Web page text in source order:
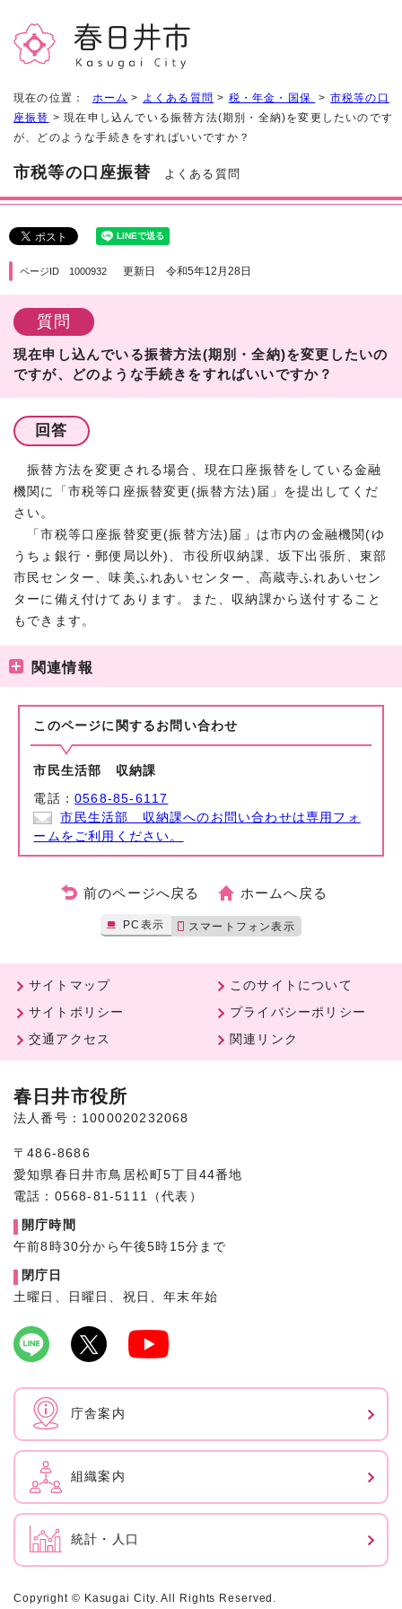
現在の位置： ホーム > よくある質問 > 税・年金・国保 > 市税等の口
座振替 > 現在申し込んでいる振替方法(期別・全納)を変更したいのです
が、どのような手続きをすればいいですか？
市税等の口座振替 よくある質問
ページID 1000932 更新日 令和5年12月28日
質問
現在申し込んでいる振替方法(期別・全納)を変更したいの
ですが、どのような手続きをすればいいですか？
回答
振替方法を変更される場合、現在口座振替をしている金融
機関に「市税等口座振替変更(振替方法)届」を提出してくだ
さい。
「市税等口座振替変更(振替方法)届」は市内の金融機関(ゆ
うちょ銀行・郵便局以外)、市役所収納課、坂下出張所、東部
市民センター、味美ふれあいセンター、高蔵寺ふれあいセン
ターに備え付けてあります。また、収納課から送付すること
もできます。
関連情報
このページに関する お問い合わせ
市民生活部 収納課
電話：0568-85-6117
市民生活部 収納課へのお問い合わせは専用フォ
ームをご利用ください。
前のページへ戻る ホームへ戻る
PC表示 スマートフォン表示
サイトマップ
このサイトについて
サイトポリシー
プライバシーポリシー
交通アクセス
関連リンク
春日井市役所
法人番号：1000020232068
〒486-8686
愛知県春日井市鳥居松町5丁目44番地
電話：0568-81-5111（代表）
開庁時間
午前8時30分から午後5時15分まで
閉庁日
土曜日、日曜日、祝日、年末年始
庁舎案内
組織案内
統計・人口
Copyright © Kasugai City. All Rights Reserved.